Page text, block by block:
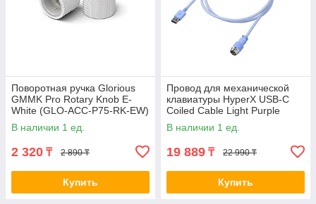
Поворотная ручка Glorious
GMMK Pro Rotary Knob E-
White (GLO-ACC-P75-RK-EW)
2-015522
В наличии 1 ед.
2 320 ₸ 2 890 ₸
Купить
Провод для механической
клавиатуры HyperX USB-C
Coiled Cable Light Purple
6J682AA 2-011329
В наличии 1 ед.
19 889 ₸ 22 990 ₸
Купить